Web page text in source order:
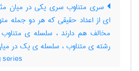
سری متناوب سری یکی در میان
ای از اعداد حقیقی که هر دو جمله
مخالف هم دارند ، سلسله ی
رشته ی متناوب ، سلسله ی یک در